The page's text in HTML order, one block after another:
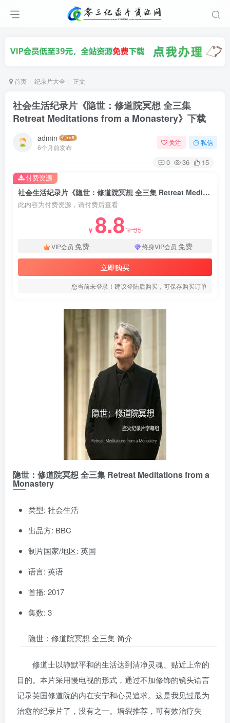
首页 纪录片大全 正文
社会生活纪录片《隐世：修道院冥想 全三集
Retreat Meditations from a Monastery》下载
admin
6个月前发布
关注 私信
0 36 15
社会生活纪录片《隐世：修道院冥想 全三集 Retreat Meditations from a Monastery》下载
此内容为付费资源，请付费后查看
￥ 8.8￥35
VIP会员 免费 终身VIP会员 免费
立即购买
您当前未登录！建议登陆后购买，可保存购买订单
付费资源
隐世：修道院冥想 全三集 Retreat Meditations from a
Monastery
类型: 社会生活
出品方: BBC
制片国家/地区: 英国
语言: 英语
首播: 2017
集数: 3
隐世：修道院冥想 全三集 简介
修道士以静默平和的生活达到清净灵魂、贴近上帝的
目的。本片采用慢电视的形式，通过不加修饰的镜头语言
记录英国修道院的内在安宁和心灵追求。这是我见过最为
治愈的纪录片了，没有之一。墙裂推荐，可有效治疗失